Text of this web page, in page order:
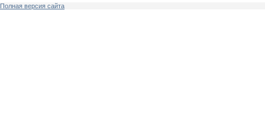
Полная версия сайта